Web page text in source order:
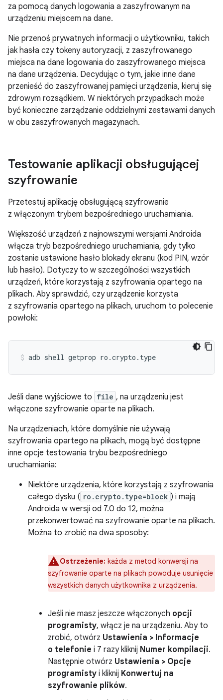
za pomocą danych logowania a zaszyfrowanym na
urządzeniu miejscem na dane.
Nie przenoś prywatnych informacji o użytkowniku, takich
jak hasła czy tokeny autoryzacji, z zaszyfrowanego
miejsca na dane logowania do zaszyfrowanego miejsca
na dane urządzenia. Decydując o tym, jakie inne dane
przenieść do zaszyfrowanej pamięci urządzenia, kieruj się
zdrowym rozsądkiem. W niektórych przypadkach może
być konieczne zarządzanie oddzielnymi zestawami danych
w obu zaszyfrowanych magazynach.
Testowanie aplikacji obsługującej
szyfrowanie
Przetestuj aplikację obsługującą szyfrowanie
z włączonym trybem bezpośredniego uruchamiania.
Większość urządzeń z najnowszymi wersjami Androida
włącza tryb bezpośredniego uruchamiania, gdy tylko
zostanie ustawione hasło blokady ekranu (kod PIN, wzór
lub hasło). Dotyczy to w szczególności wszystkich
urządzeń, które korzystają z szyfrowania opartego na
plikach. Aby sprawdzić, czy urządzenie korzysta
z szyfrowania opartego na plikach, uruchom to polecenie
powłoki:
Jeśli dane wyjściowe to file , na urządzeniu jest
włączone szyfrowanie oparte na plikach.
Na urządzeniach, które domyślnie nie używają
szyfrowania opartego na plikach, mogą być dostępne
inne opcje testowania trybu bezpośredniego
uruchamiania:
Niektóre urządzenia, które korzystają z szyfrowania
całego dysku ( ro.crypto.type=block ) i mają
Androida w wersji od 7.0 do 12, można
przekonwertować na szyfrowanie oparte na plikach.
Można to zrobić na dwa sposoby:
Ostrzeżenie: każda z metod konwersji na
szyfrowanie oparte na plikach powoduje usunięcie
wszystkich danych użytkownika z urządzenia.
Jeśli nie masz jeszcze włączonych opcji
programisty, włącz je na urządzeniu. Aby to
zrobić, otwórz Ustawienia > Informacje
o telefonie i 7 razy kliknij Numer kompilacji.
Następnie otwórz Ustawienia > Opcje
programisty i kliknij Konwertuj na
szyfrowanie plików.